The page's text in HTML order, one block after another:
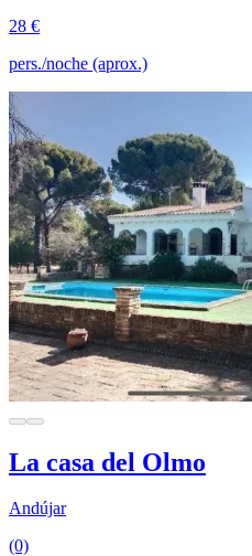
28 €
pers./noche (aprox.)
La casa del Olmo
Andújar
(0)